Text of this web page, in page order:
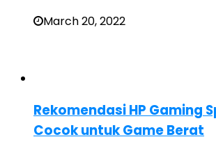
March 20, 2022
Rekomendasi HP Gaming
Cocok untuk Game Berat